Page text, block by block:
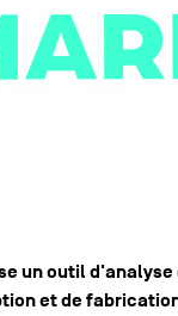
un outil
et de